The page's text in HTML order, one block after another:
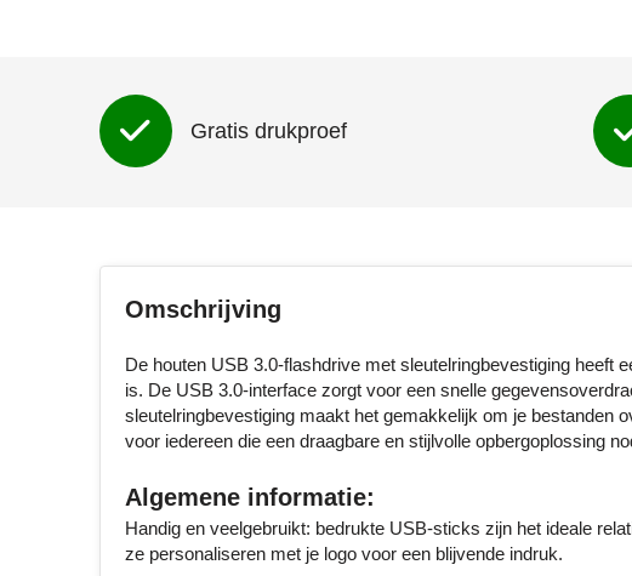
Gratis drukproef
Omschrijving
De houten USB 3.0-flashdrive met sleutelringbevestiging heeft
is. De USB 3.0-interface zorgt voor een snelle
sleutelringbevestiging maakt het gemakkelijk om je bestanden
voor iedereen die een draagbare en stijlvolle opbergoplossing
Algemene informatie:
Handig en veelgebruikt: bedrukte USB-sticks zijn het ideale
ze personaliseren met je logo voor een blijvende indruk.